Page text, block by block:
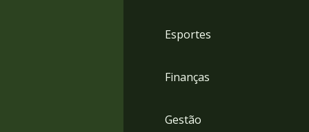
Esportes
Finanças
Gestão